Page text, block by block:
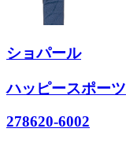
ショパール
ハッピースポーツ
278620-6002